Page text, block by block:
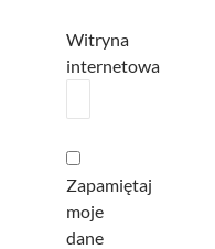
Witryna
internetowa
Zapamiętaj
moje
dane